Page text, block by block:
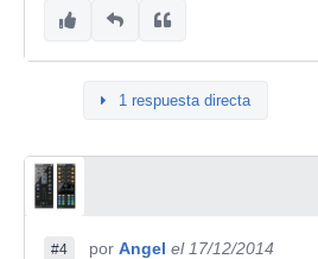
1 respuesta directa
#4 por Angel el 17/12/2014